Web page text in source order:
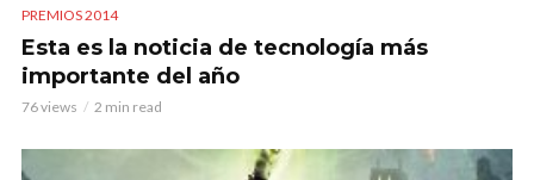
PREMIOS 2014
Esta es la noticia de tecnología más
importante del año
76 views 2 min read